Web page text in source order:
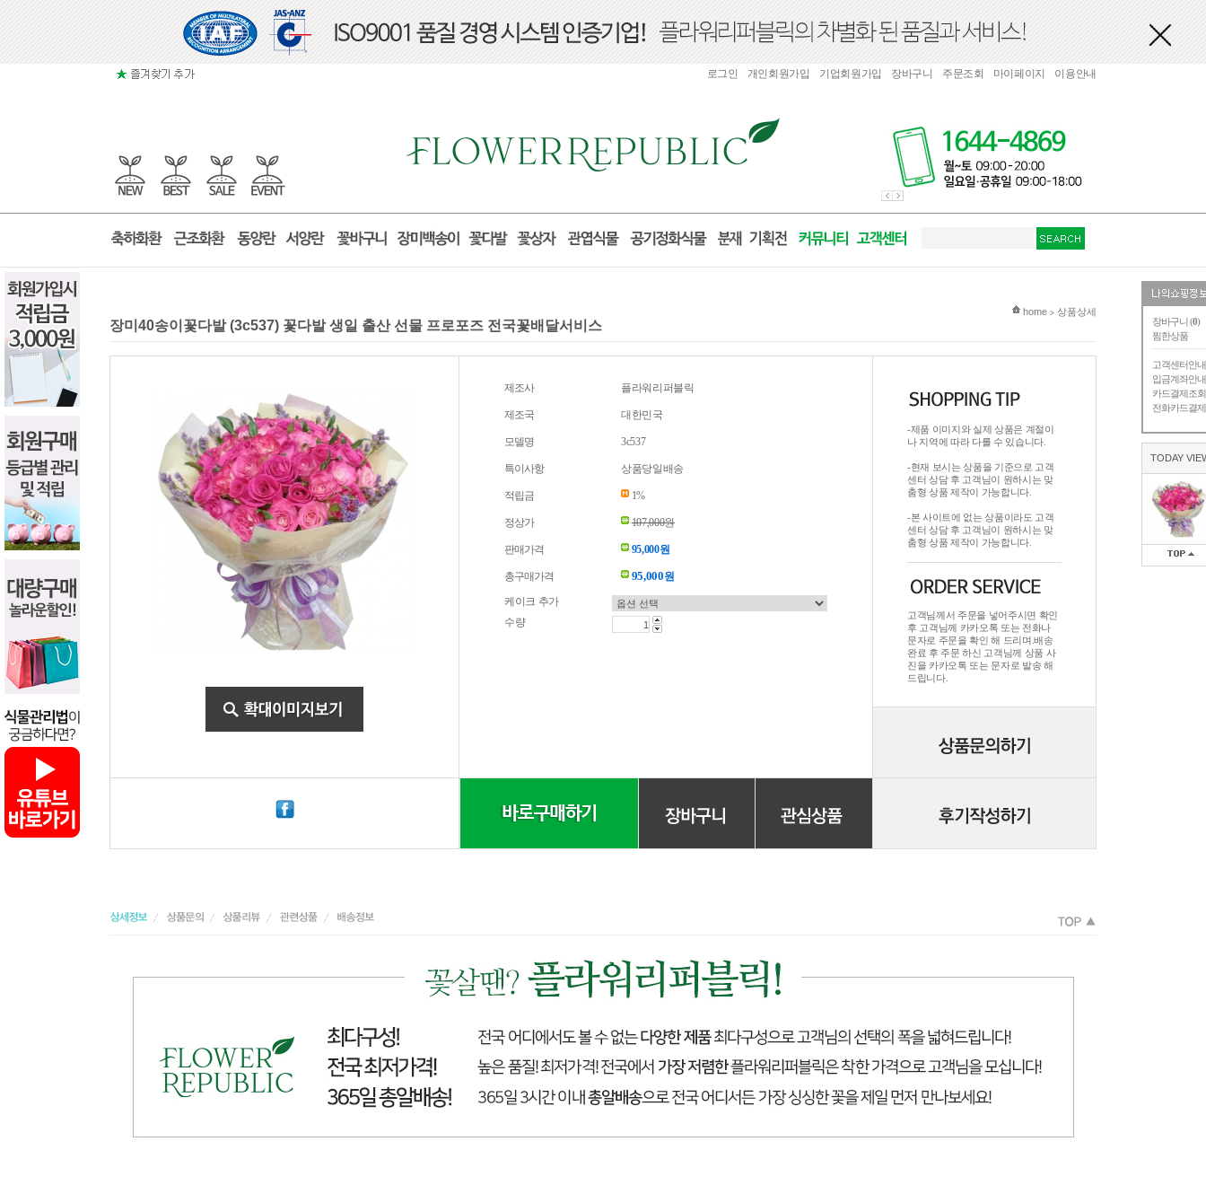
장바구니 (0)
찜한상품
고객센터안내
입금계좌안내
카드결제조회
전화카드결제
TODAY
로그인 개인회원가입 기업회원가입 장바구니 주문조회 마이페이지 이용안내
현재 위치
home > 상품상세
장미40송이꽃다발 (3c537) 꽃다발 생일 출산 선물 프로포즈 전국꽃배달서비스
제조사 플라워리퍼블릭
제조국 대한민국
모델명 3c537
특이사항 상품당일배송
적립금 1%
정상가 107,000원
판매가격 95,000원
총구매가격 95,000원
케이크 추가
수량
-제품 이미지와 실제 상품은 계절이
나 지역에 따라 다를 수 있습니다.
-현재 보시는 상품을 기준으로 고객
센터 상담 후 고객님이 원하시는 맞
춤형 상품 제작이 가능합니다.
-본 사이트에 없는 상품이라도 고객
센터 상담 후 고객님이 원하시는 맞
춤형 상품 제작이 가능합니다.
고객님께서 주문을 넣어주시면 확인
후 고객님께 카카오톡 또는 전화나
문자로 주문을 확인 해 드리며.배송
완료 후 주문 하신 고객님께 상품 사
진을 카카오톡 또는 문자로 발송 해
드립니다.